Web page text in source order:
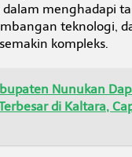
u
n
g
A
N
S
A
menghadapi
teknologi,
kompleks.
Nunukan
di Kaltara,